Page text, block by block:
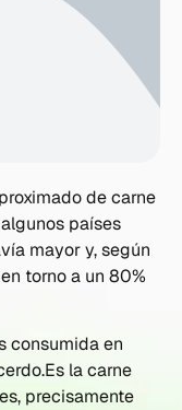
de carne
países
mayor y, según
torno a un 80%
consumida en
la carne
precisamente